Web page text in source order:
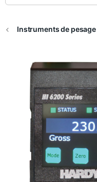
Instruments de pesage